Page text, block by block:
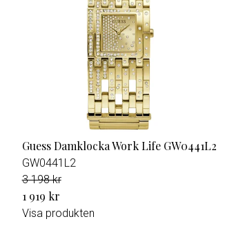
Guess Damklocka Work Life GW0441L2
GW0441L2
3 198 kr
1 919 kr
Visa produkten